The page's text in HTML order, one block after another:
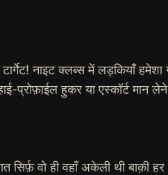
नाइट क्लब्स में लड़कियाँ
प्रोफ़ाईल हुकर या एस्कॉर्ट मान
वो ही वहाँ अकेली थी बाक़ी हर